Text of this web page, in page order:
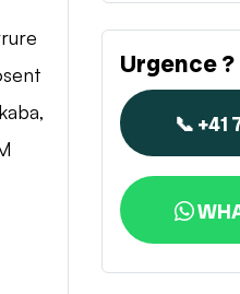
Urgence ?
📞 +41